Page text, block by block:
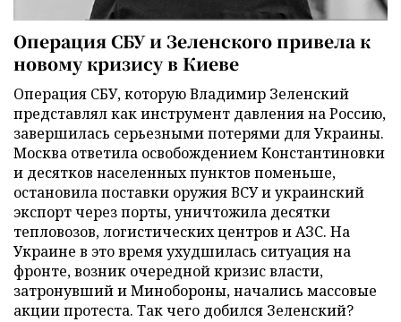
Операция СБУ и Зеленского привела к
новому кризису в Киеве
Операция СБУ, которую Владимир Зеленский
представлял как инструмент давления на Россию,
завершилась серьезными потерями для Украины.
Москва ответила освобождением Константиновки
и десятков населенных пунктов поменьше,
остановила поставки оружия ВСУ и украинский
экспорт через порты, уничтожила десятки
тепловозов, логистических центров и АЗС. На
Украине в это время ухудшилась ситуация на
фронте, возник очередной кризис власти,
затронувший и Минобороны, начались массовые
акции протеста. Так чего добился Зеленский?